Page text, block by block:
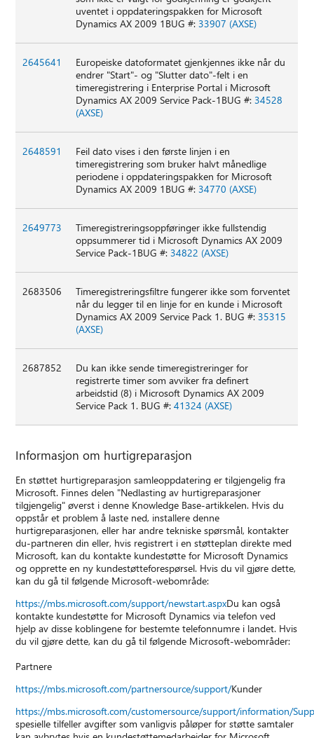
uventet i oppdateringspakken for Microsoft
Dynamics AX 2009 1BUG #:33907 (AXSE)
2645641
Europeiske datoformatet gjenkjennes ikke når du
endrer "Start"- og "Slutter dato"-felt i en
timeregistrering i Enterprise Portal i Microsoft
Dynamics AX 2009 Service Pack-1BUG #:34528
(AXSE)
2648591
Feil dato vises i den første linjen i en
timeregistrering som bruker halvt månedlige
periodene i oppdateringspakken for Microsoft
Dynamics AX 2009 1BUG #:34770 (AXSE)
2649773
Timeregistreringsoppføringer ikke fullstendig
oppsummerer tid i Microsoft Dynamics AX 2009
Service Pack-1BUG #:34822 (AXSE)
2683506
Timeregistreringsfiltre fungerer ikke som forventet
når du legger til en linje for en kunde i Microsoft
Dynamics AX 2009 Service Pack 1. BUG #:35315
(AXSE)
2687852
Du kan ikke sende timeregistreringer for
registrerte timer som avviker fra definert
arbeidstid (8) i Microsoft Dynamics AX 2009
Service Pack 1. BUG #:41324 (AXSE)
Informasjon om hurtigreparasjon
En støttet hurtigreparasjon samleoppdatering er tilgjengelig fra
Microsoft. Finnes delen "Nedlasting av hurtigreparasjoner
tilgjengelig" øverst i denne Knowledge Base-artikkelen. Hvis du
oppstår et problem å laste ned, installere denne
hurtigreparasjonen, eller har andre tekniske spørsmål, kontakter
du-partneren din eller, hvis registrert i en støtteplan direkte med
Microsoft, kan du kontakte kundestøtte for Microsoft Dynamics
og opprette en ny kundestøtteforespørsel. Hvis du vil gjøre dette,
kan du gå til følgende Microsoft-webområde:
https://mbs.microsoft.com/support/newstart.aspxDu kan også
kontakte kundestøtte for Microsoft Dynamics via telefon ved
hjelp av disse koblingene for bestemte telefonnumre i landet. Hvis
du vil gjøre dette, kan du gå til følgende Microsoft-webområder:
Partnere
https://mbs.microsoft.com/partnersource/support/Kunder
https://mbs.microsoft.com/customersource/support/information/
spesielle tilfeller avgifter som vanligvis påløper for støtte samtaler